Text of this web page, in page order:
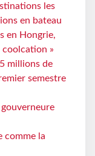
les
en bateau
en Hongrie,
»
millions de
semestre
comme la